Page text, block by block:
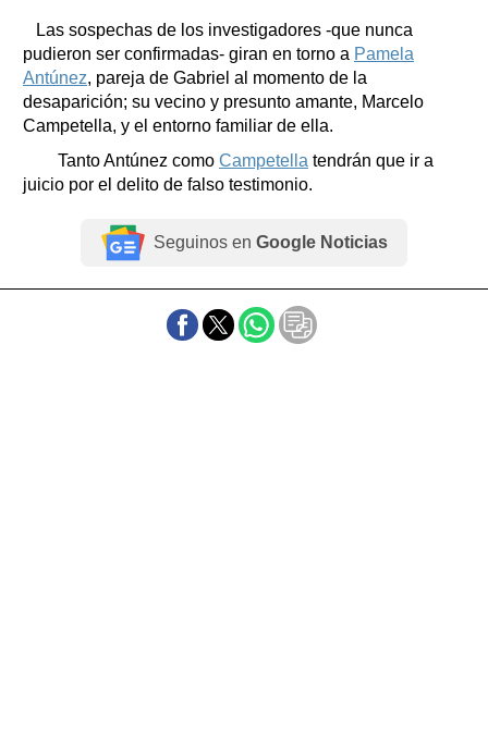
Las sospechas de los investigadores -que nunca
pudieron ser confirmadas- giran en torno a Pamela
Antúnez, pareja de Gabriel al momento de la
desaparición; su vecino y presunto amante, Marcelo
Campetella, y el entorno familiar de ella.
Tanto Antúnez como Campetella tendrán que ir a
juicio por el delito de falso testimonio.
Seguinos en Google Noticias